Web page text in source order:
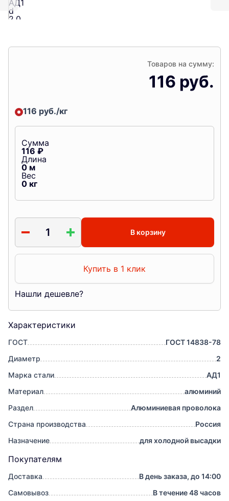
Характеристики
ГОСТ
ГОСТ 14838-78
Диаметр
2
Марка стали
АД1
Материал
алюминий
Раздел
Алюминиевая проволока
Страна производства
Россия
Назначение
для холодной высадки
Покупателям
Доставка
В день заказа, до 14:00
Самовывоз
В течение 48 часов
Товаров на сумму:
116 руб.
116 руб./кг
Сумма
116 ₽
Длина
0м
Вес
0 кг
В корзину
Купить в 1 клик
Нашли дешевле?